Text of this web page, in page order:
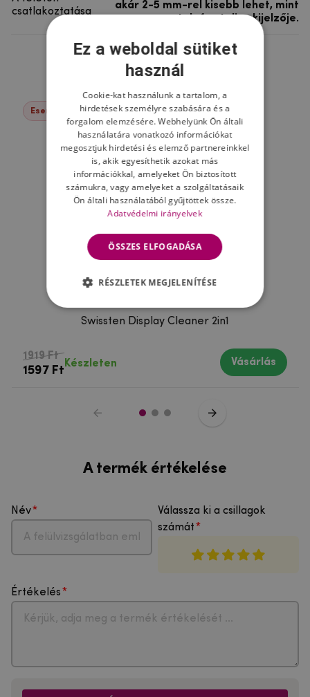
csatlakoztatása
akár 2-5 mm-rel kisebb lehet, mint
a telefon teljes kijelzője.
Ne felejtsd el
Események -17%
Swissten Display Cleaner 2in1
1919 Ft
1597 Ft
Készleten Vásárlás
A termék értékelése
Név
Válassza ki a csillagok
számát
Értékelés
Ez a weboldal sütiket
használ
Cookie-kat használunk a tartalom, a
hirdetések személyre szabására és a
forgalom elemzésére. Webhelyünk Ön általi
használatára vonatkozó információkat
megosztjuk hirdetési és elemző partnereinkkel
is, akik egyesíthetik azokat más
információkkal, amelyeket Ön biztosított
számukra, vagy amelyeket a szolgáltatásaik
Ön általi használatából gyűjtöttek össze.
Adatvédelmi irányelvek
ÖSSZES ELFOGADÁSA
RÉSZLETEK MEGJELENÍTÉSE